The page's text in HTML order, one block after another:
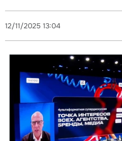
12/11/2025 13:04